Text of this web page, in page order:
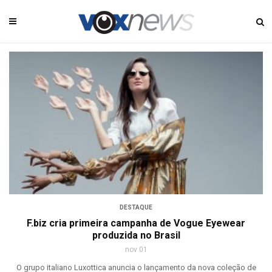
DESTAQUE
F.biz cria primeira campanha de Vogue Eyewear
produzida no Brasil
nov 01
O grupo italiano Luxottica anuncia o lançamento da nova coleção de